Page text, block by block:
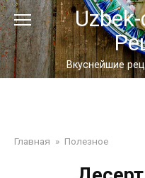
Перейти
к
контенту
Вкуснейшие
Главная » Полезное